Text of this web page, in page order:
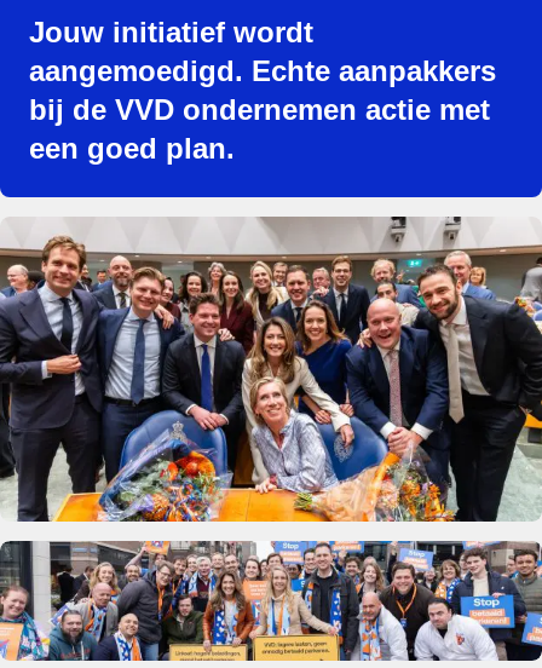
Jouw initiatief wordt
aangemoedigd. Echte aanpakkers
bij de VVD ondernemen actie met
een goed plan.